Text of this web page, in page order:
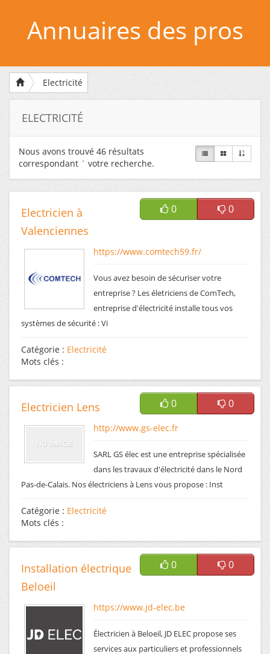
Annuaires des pros
Electricité
ELECTRICITÉ
Nous avons trouvé 46 résultats
correspondant ´ votre recherche.
0 0
Electricien à
Valenciennes
https://www.comtech59.fr/
Vous avez besoin de sécuriser votre
entreprise ? Les életriciens de ComTech,
entreprise d'électricité installe tous vos
systèmes de sécurité : Vi
Catégorie : Electricité
Mots clés :
0 0
Electricien Lens
http://www.gs-elec.fr
SARL GS élec est une entreprise spécialisée
dans les travaux d'électricité dans le Nord
Pas-de-Calais. Nos électriciens à Lens vous propose : Inst
Catégorie : Electricité
Mots clés :
0 0
Installation électrique
Beloeil
https://www.jd-elec.be
Électricien à Beloeil, JD ELEC propose ses
services aux particuliers et professionnels